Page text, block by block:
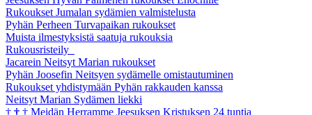
Rukoukset Jumalan sydämien valmistelusta
Pyhän Perheen Turvapaikan rukoukset
Muista ilmestyksistä saatuja rukouksia
Rukousristeily
Jacarein Neitsyt Marian rukoukset
Pyhän Joosefin Neitsyen sydämelle omistautuminen
Rukoukset yhdistymään Pyhän rakkauden kanssa
Neitsyt Marian Sydämen liekki
† † † Meidän Herramme Jeesuksen Kristuksen 24 tuntia